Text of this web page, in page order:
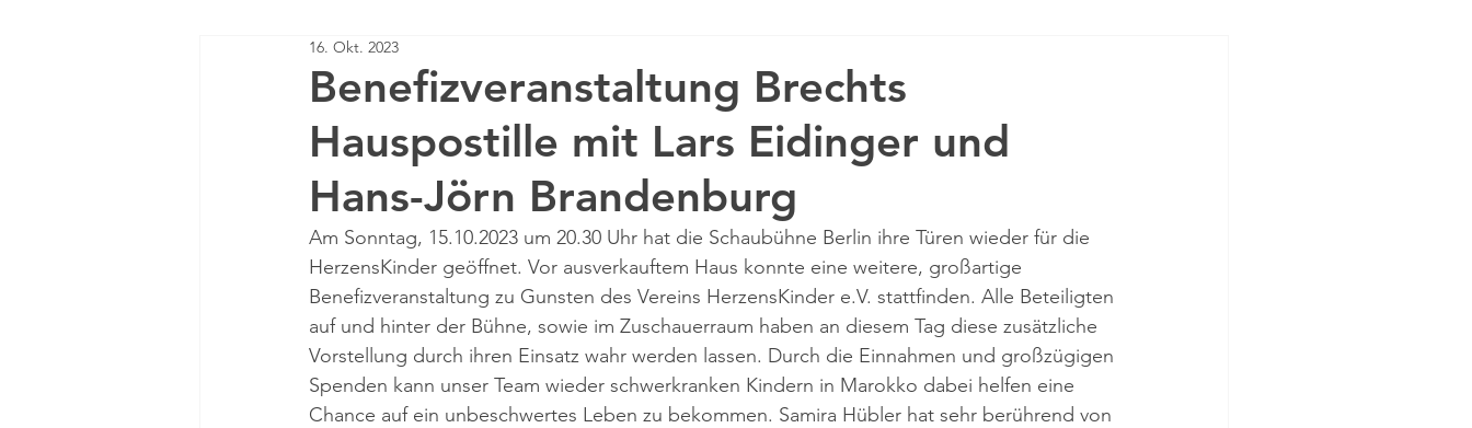
Benefizveranstaltung Brechts
Hauspostille mit Lars Eidinger und
Hans-Jörn Brandenburg
16. Okt. 2023
Am Sonntag, 15.10.2023 um 20.30 Uhr hat die Schaubühne Berlin ihre Türen wieder für die
HerzensKinder geöffnet. Vor ausverkauftem Haus konnte eine weitere, großartige
Benefizveranstaltung zu Gunsten des Vereins HerzensKinder e.V. stattfinden. Alle Beteiligten
auf und hinter der Bühne, sowie im Zuschauerraum haben an diesem Tag diese zusätzliche
Vorstellung durch ihren Einsatz wahr werden lassen. Durch die Einnahmen und großzügigen
Spenden kann unser Team wieder schwerkranken Kindern in Marokko dabei helfen eine
Chance auf ein unbeschwertes Leben zu bekommen. Samira Hübler hat sehr berührend von